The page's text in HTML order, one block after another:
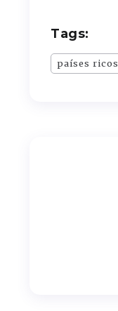
Tags:
países ricos